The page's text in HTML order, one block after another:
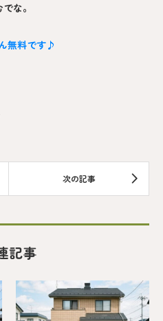
な。
無料です♪
記事